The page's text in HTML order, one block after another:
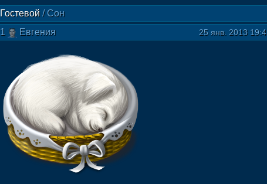
Гостевой / Сон
1
Евгения 25 янв. 2013